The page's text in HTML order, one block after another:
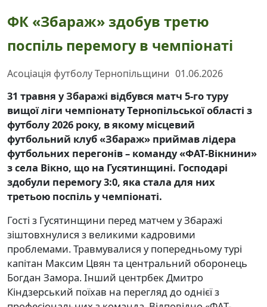
ФК «Збараж» здобув третю
поспіль перемогу в чемпіонаті
Асоціація футболу Тернопільщини 01.06.2026
31 травня у Збаражі відбувся матч 5-го туру
вищої ліги чемпіонату Тернопільської області з
футболу 2026 року, в якому місцевий
футбольний клуб «Збараж» приймав лідера
футбольних перегонів – команду «ФАТ-Вікнини»
з села Вікно, що на Гусятинщині. Господарі
здобули перемогу 3:0, яка стала для них
третьою поспіль у чемпіонаті.
Гості з Гусятинщини перед матчем у Збаражі
зіштовхнулися з великими кадровими
проблемами. Травмувалися у попередньому турі
капітан Максим Цвян та центральний оборонець
Богдан Замора. Інший центрбек Дмитро
Кіндзерський поїхав на перегляд до однієї з